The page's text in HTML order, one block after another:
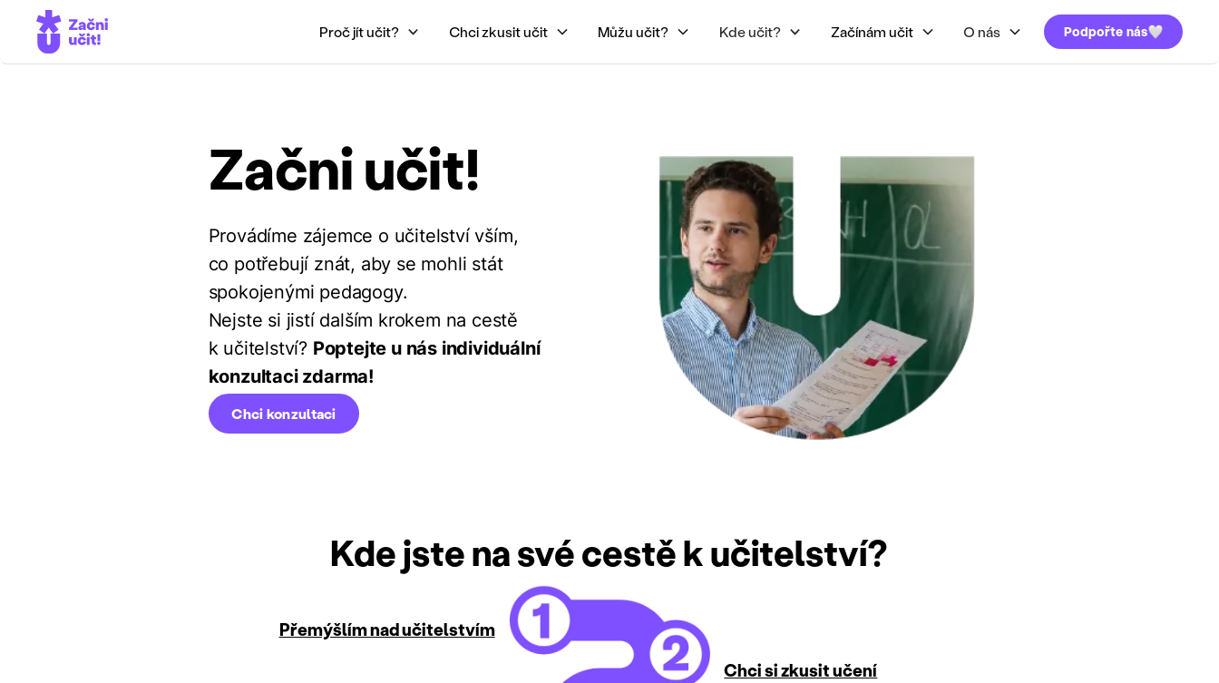
Proč jít učit? Chci zkusit učit Můžu učit? Kde učit? Začínám učit O nás Podpořte nás
Začni učit!
Provádíme zájemce o učitelství vším,
co potřebují znát, aby se mohli stát
spokojenými pedagogy.
Nejste si jistí dalším krokem na cestě
k učitelství? Poptejte u nás individuální
konzultaci zdarma!
Chci konzultaci
Kde jste na své cestě k učitelství?
Přemýšlím nad učitelstvím
Chci si zkusit učení